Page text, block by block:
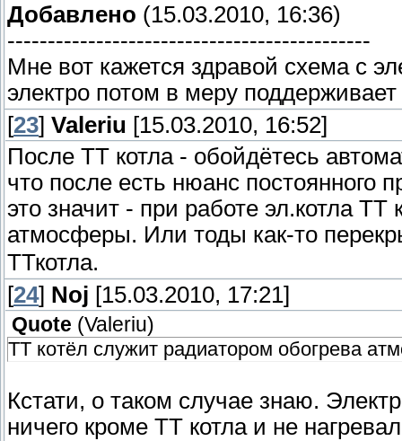
Добавлено (15.03.2010, 16:36)
---------------------------------------------
Мне вот кажется здравой схема с
электро потом в меру
[23] Valeriu [15.03.2010, 16:52]
После ТТ котла - обойдётесь
что после есть нюанс постоянного
это значит - при работе эл.котла
атмосферы. Или тоды как-то
ТТкотла.
[24] Noj [15.03.2010, 17:21]
Quote (Valeriu)
ТТ котёл служит радиатором обогрева
Кстати, о таком случае знаю.
ничего кроме ТТ котла и не